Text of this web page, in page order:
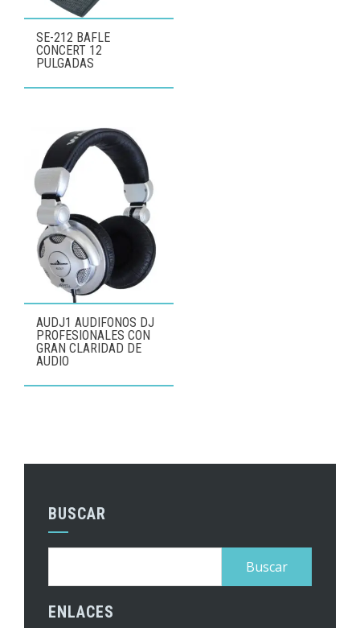
SE-212 BAFLE
CONCERT 12
PULGADAS
AUDJ1 AUDIFONOS DJ
PROFESIONALES CON
GRAN CLARIDAD DE
AUDIO
BUSCAR
ENLACES